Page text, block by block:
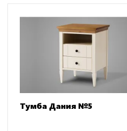
Тумба Дания №5